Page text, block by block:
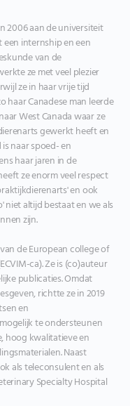
2006 aan de universiteit
internship en een
van de
ze met veel plezier
ze in haar vrije tijd
haar Canadese man leerde
West Canada waar ze
gewerkt heeft en
naar spoed- en
haar jaren in de
ze enorm veel respect
en ook
niet altijd bestaat en we als
zijn.
de European college of
ca). Ze is (co)auteur
publicaties. Omdat
richtte ze in 2019
en
te ondersteunen
hoog kwalitatieve en
Naast
als teleconsulent en als
Specialty Hospital